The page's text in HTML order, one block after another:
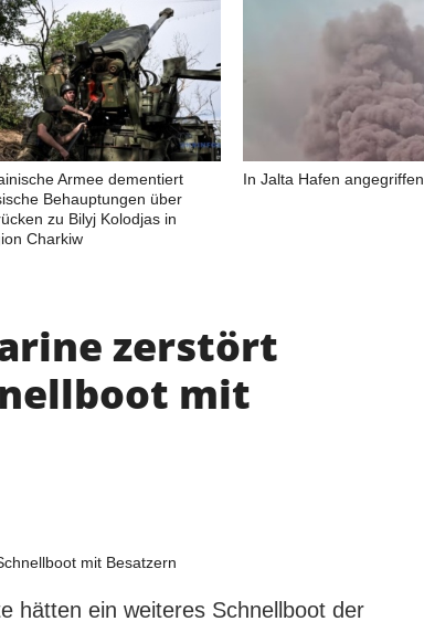
Armee dementiert
Behauptungen über
zu Bilyj Kolodjas in
Charkiw
In Jalta Hafen angegriffen
zerstört
mit
hätten ein weiteres Schnellboot der